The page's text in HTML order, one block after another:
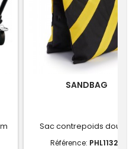
SANDBAG
Sac contrepoids double
Référence: PHL1132B